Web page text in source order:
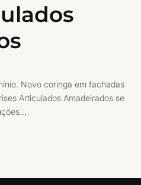
Novo coringa em fachadas
Articulados Amadeirados se